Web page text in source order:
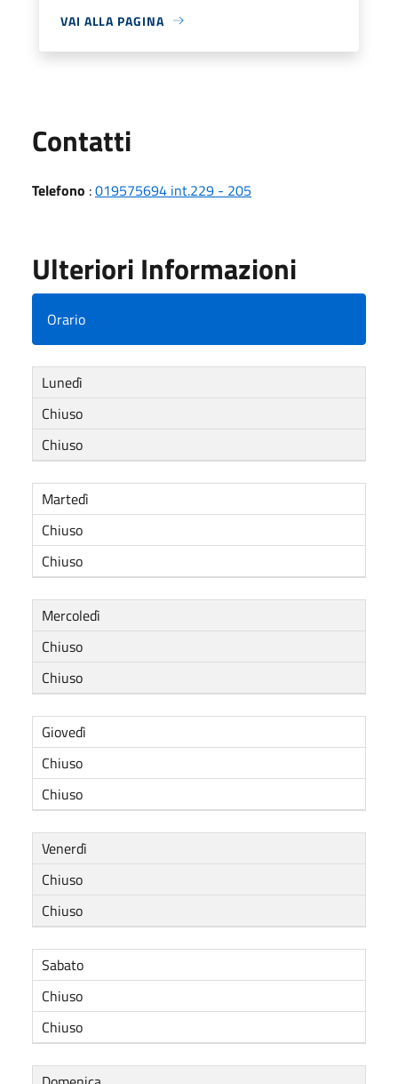
VAI ALLA PAGINA
Contatti
Telefono :019575694 int.229 - 205
Ulteriori Informazioni
Orario
Lunedì
Chiuso
Chiuso
Martedì
Chiuso
Chiuso
Mercoledì
Chiuso
Chiuso
Giovedì
Chiuso
Chiuso
Venerdì
Chiuso
Chiuso
Sabato
Chiuso
Chiuso